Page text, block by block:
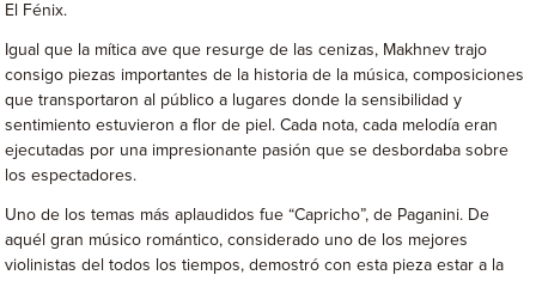
El Fénix.
Igual que la mítica ave que resurge de las cenizas, Makhnev trajo
consigo piezas importantes de la historia de la música, composiciones
que transportaron al público a lugares donde la sensibilidad y
sentimiento estuvieron a flor de piel. Cada nota, cada melodía eran
ejecutadas por una impresionante pasión que se desbordaba sobre
los espectadores.
Uno de los temas más aplaudidos fue “Capricho”, de Paganini. De
aquél gran músico romántico, considerado uno de los mejores
violinistas del todos los tiempos, demostró con esta pieza estar a la